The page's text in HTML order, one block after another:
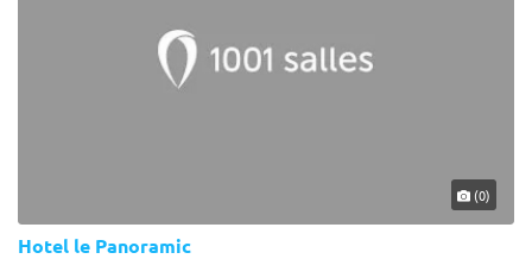
(0)
Hotel le Panoramic